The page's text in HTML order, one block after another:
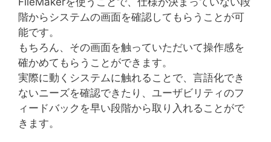
階からシステムの画面を確認してもらうことが可
能です。
もちろん、その画面を触っていただいて操作感を
確かめてもらうことができます。
実際に動くシステムに触れることで、言語化でき
ないニーズを確認できたり、ユーザビリティのフ
ィードバックを早い段階から取り入れることがで
きます。